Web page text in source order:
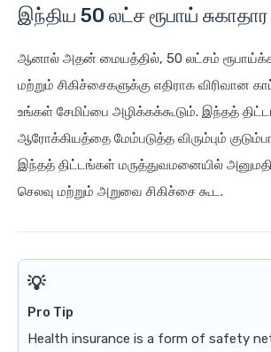
இந்திய 50 லட்ச ரூபாய்
ஆனால் அதன் மையத்தில், 50 லட்சம்
மற்றும் சிகிச்சைகளுக்கு எதிராக விரிவான
உங்கள் சேமிப்பை அழிக்கக்கூடும். இந்தத்
ஆரோக்கியத்தை மேம்படுத்த விரும்பும்
இந்தத் திட்டங்கள் மருத்துவமனையில்
செலவு மற்றும் அறுவை சிகிச்சை கூட.
Pro Tip
Health insurance is a form of safety